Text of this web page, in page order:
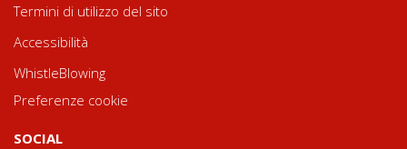
Termini di utilizzo del sito
Accessibilità
WhistleBlowing
Preferenze cookie
SOCIAL